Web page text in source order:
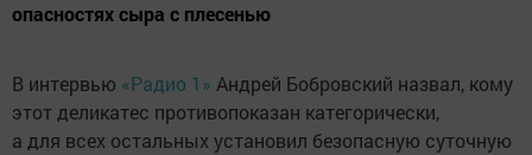
опасностях сыра с плесенью
В интервью «Радио 1» Андрей Бобровский назвал, кому
этот деликатес противопоказан категорически,
а для всех остальных установил безопасную суточную